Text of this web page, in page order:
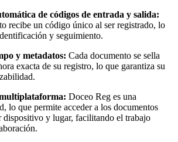
de códigos de entrada y salida:
recibe un código único al ser registrado, lo
y seguimiento.
y metadatos: Cada documento se sella
exacta de su registro, lo que garantiza su
Doceo Reg es una
lo que permite acceder a los documentos
dispositivo y lugar, facilitando el trabajo